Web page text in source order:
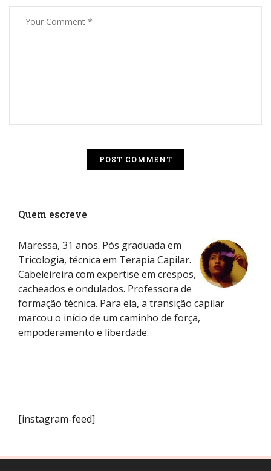
Quem escreve
Maressa, 31 anos. Pós graduada em
Tricologia, técnica em Terapia Capilar.
Cabeleireira com expertise em crespos,
cacheados e ondulados. Professora de
formação técnica. Para ela, a transição capilar
marcou o início de um caminho de força,
empoderamento e liberdade.
[instagram-feed]